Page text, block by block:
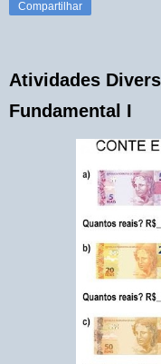
Compartilhar
Atividades
Fundamental I